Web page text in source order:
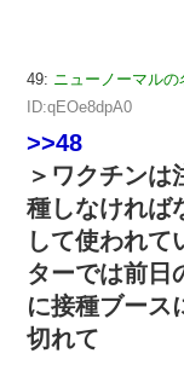
49: ニューノーマルの
ID:qEOe8dpA0
>>48
＞ワクチンは
種しなければ
して使われて
ターでは前日
に接種ブース
切れて